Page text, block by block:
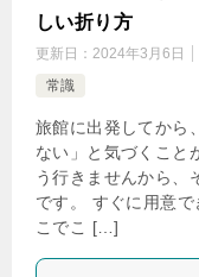
しい折り方
更新日： 2024年3月6日
常識
旅館に出発してから
ない」と気づくこと
う行きませんから、
です。 すぐに用意
こでこ […]